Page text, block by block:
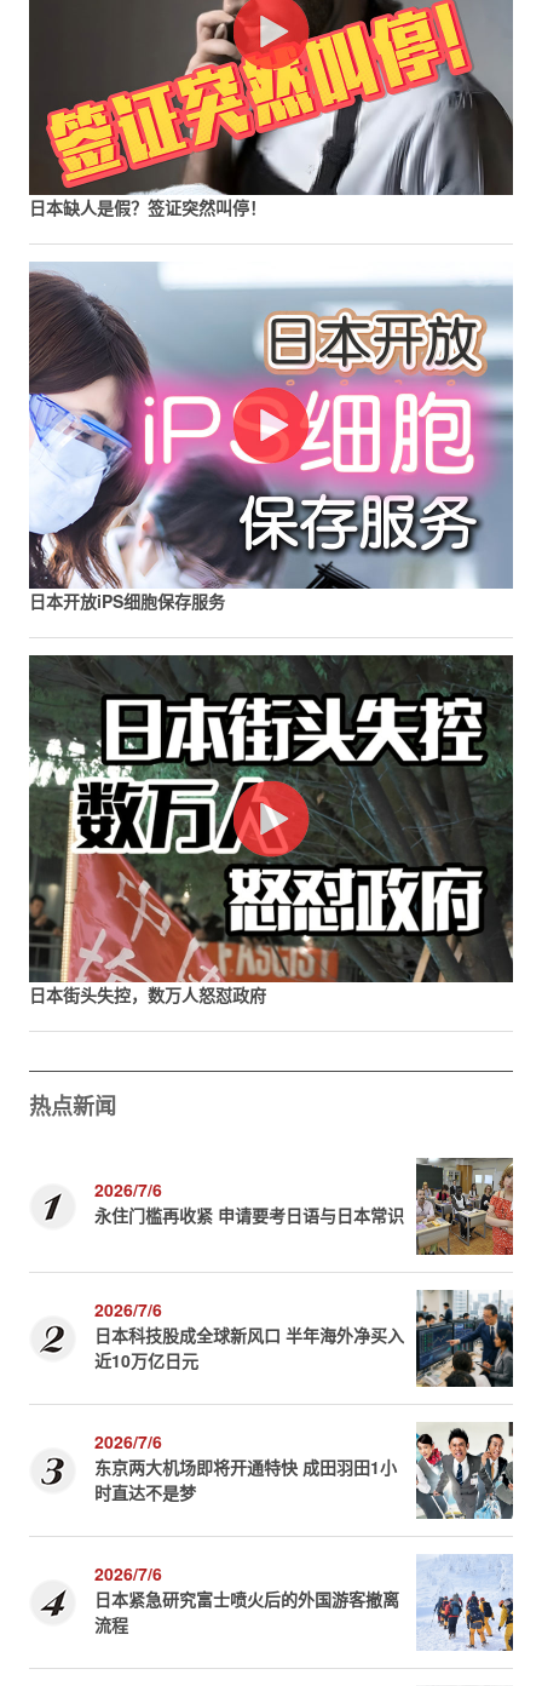
日本缺人是假？签证突然叫停！
日本开放iPS细胞保存服务
日本街头失控，数万人怒怼政府
热点新闻
2026/7/6
永住门槛再收紧 申请要考日语与日本常识
2026/7/6
日本科技股成全球新风口 半年海外净买入
近10万亿日元
2026/7/6
东京两大机场即将开通特快 成田羽田1小
时直达不是梦
2026/7/6
日本紧急研究富士喷火后的外国游客撤离
流程